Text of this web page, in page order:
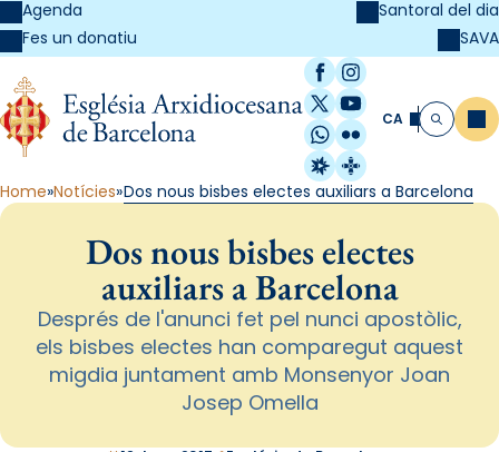
Agenda
Fes un donatiu
Santoral del dia
SAVA
Facebook
Instagram
X / Twitter
YouTube
WhatsApp
Flickr
Radio Estel
Catalunya
CA Cerca
Home Notícies Dos nous bisbes electes auxiliars a Barcelona
Dos nous bisbes electes
auxiliars a Barcelona
Després de l'anunci fet pel nunci apostòlic,
els bisbes electes han comparegut aquest
migdia juntament amb Monsenyor Joan
Josep Omella